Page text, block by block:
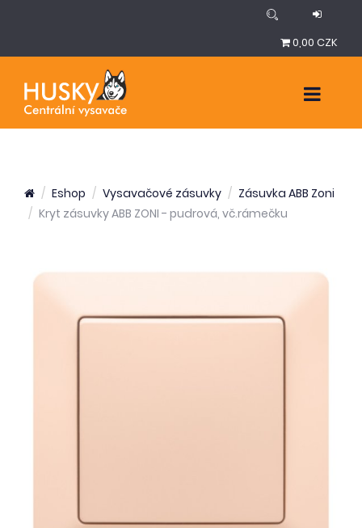
0,00 CZK
Eshop Vysavačové zásuvky
Zásuvka ABB Zoni
Kryt zásuvky ABB ZONI - pudrová, vč.rámečku